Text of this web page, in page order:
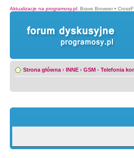
Aktualizacje na programosy.pl: Brave Browser •
Strona główna ‹ INNE ‹ GSM - Telefonia